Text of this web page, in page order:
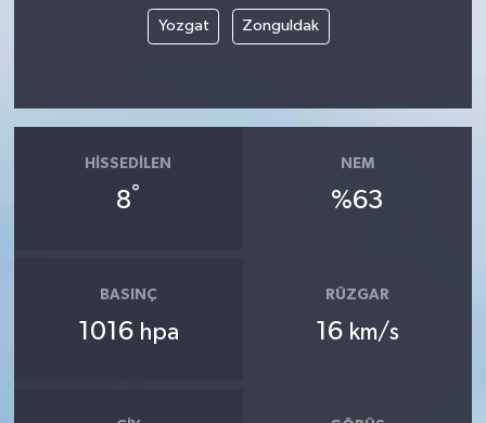
Yozgat Zonguldak
HISSEDILEN
8°
NEM
%63
BASINÇ
1016 hpa
RÜZGAR
16 km/s